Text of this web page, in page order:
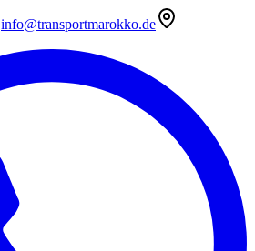
info@transportmarokko.de